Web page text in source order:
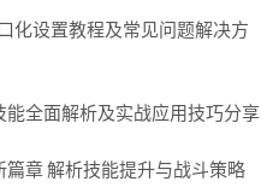
化设置教程及常见问题解决方
能全面解析及实战应用技巧分享
篇章 解析技能提升与战斗策略